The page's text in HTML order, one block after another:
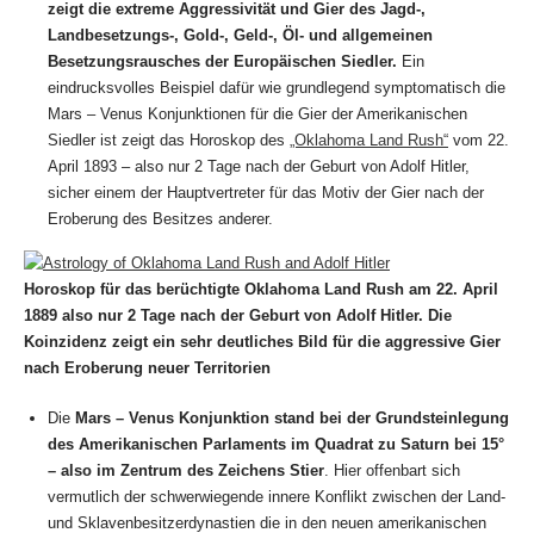
zeigt die extreme Aggressivität und Gier des Jagd-,
Landbesetzungs-, Gold-, Geld-, Öl- und allgemeinen
Besetzungsrausches der Europäischen Siedler. Ein
eindrucksvolles Beispiel dafür wie grundlegend symptomatisch die
Mars – Venus Konjunktionen für die Gier der Amerikanischen
Siedler ist zeigt das Horoskop des „Oklahoma Land Rush“ vom 22.
April 1893 – also nur 2 Tage nach der Geburt von Adolf Hitler,
sicher einem der Hauptvertreter für das Motiv der Gier nach der
Eroberung des Besitzes anderer.
Horoskop für das berüchtigte Oklahoma Land Rush am 22. April
1889 also nur 2 Tage nach der Geburt von Adolf Hitler. Die
Koinzidenz zeigt ein sehr deutliches Bild für die aggressive Gier
nach Eroberung neuer Territorien
Die Mars – Venus Konjunktion stand bei der Grundsteinlegung
des Amerikanischen Parlaments im Quadrat zu Saturn bei 15°
– also im Zentrum des Zeichens Stier. Hier offenbart sich
vermutlich der schwerwiegende innere Konflikt zwischen der Land-
und Sklavenbesitzerdynastien die in den neuen amerikanischen